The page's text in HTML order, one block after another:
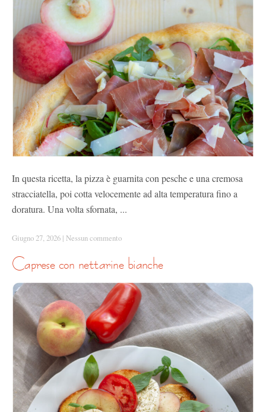
In questa ricetta, la pizza è guarnita con pesche e una cremosa
stracciatella, poi cotta velocemente ad alta temperatura fino a
doratura. Una volta sfornata, ...
Giugno 27, 2026 | Nessun commento
caprese con nettarine bianche